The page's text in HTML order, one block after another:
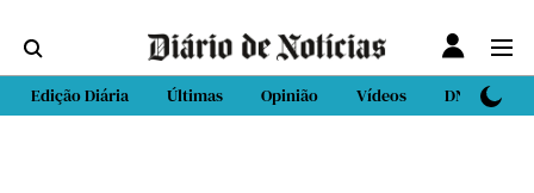
Edição Diária Últimas Opinião Vídeos DN Sport